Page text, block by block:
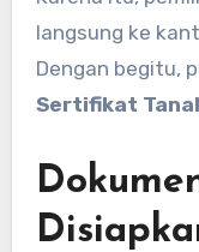
langsung ke
Dengan begitu,
Sertifikat